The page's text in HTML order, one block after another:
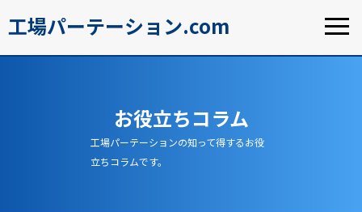
工場パーテーション.com
お役立ちコラム
工場パーテーションの知って得するお役
立ちコラムです。